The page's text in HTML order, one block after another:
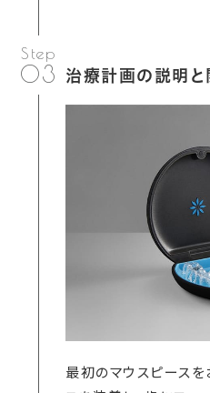
03 治療計画の説明
最初のマウスピースを